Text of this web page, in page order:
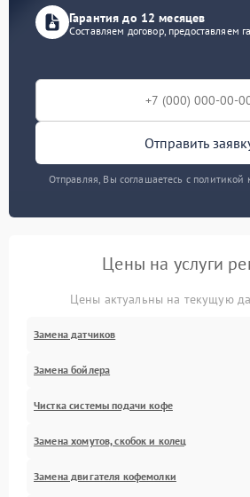
Гарантия до 12 месяцев
Составляем договор, предоставляем
Отправить
Отправляя, Вы соглашаетесь с политикой
Цены на услуги
Цены актуальны на текущую
Замена датчиков
Замена бойлера
Чистка системы подачи кофе
Замена хомутов, скобок и колец
Замена двигателя кофемолки